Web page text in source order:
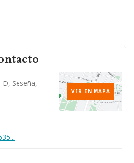
D, Seseña,
VER EN MAPA